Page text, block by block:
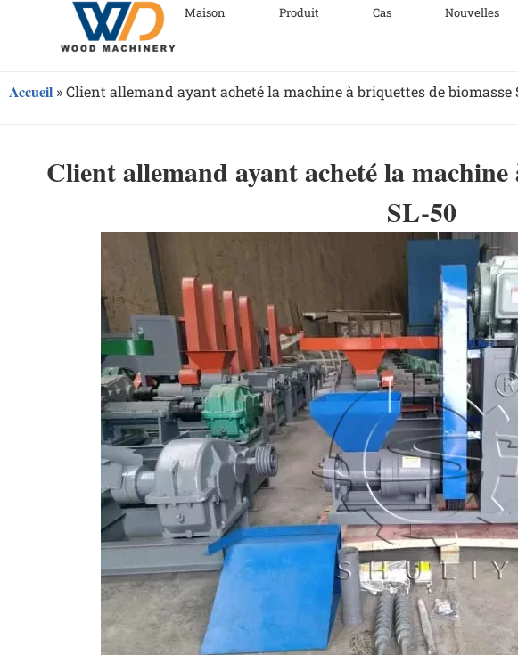
Maison Produit Cas Nouvelles
Accueil »Client allemand ayant acheté la machine à briquettes de biomasse
Client allemand ayant acheté la
SL-50